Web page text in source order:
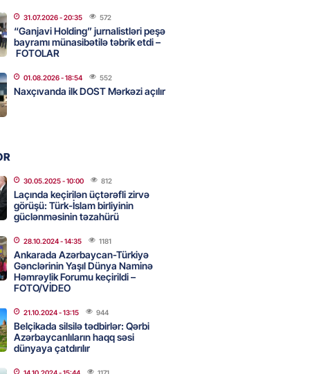
UNESCO-dakı yeni
kimdir? – DOSYE
- 16:00
pozan 26 nəfər tutuldu
və Yaroslavldakı
zavodunu vurub
- 15:30
Azərbaycanla bağlı tapşırıq
hərəkətə keçdi
kartını indi sifariş
komissiyasız
31.07.2026- 20:35 572
“Ganjavi Holding” jurnalistləri peşə
bayramı münasibətilə təbrik etdi –
FOTOLAR
01.08.2026- 18:54 552
Naxçıvanda ilk DOST Mərkəzi açılır
30.05.2025- 10:00 812
Laçında keçirilən üçtərəfli zirvə
görüşü: Türk-İslam birliyinin
güclənməsinin təzahürü
28.10.2024- 14:35 1181
Ankarada Azərbaycan-Türkiyə
Gənclərinin Yaşıl Dünya Naminə
Həmrəylik Forumu keçirildi –
FOTO/VİDEO
21.10.2024- 13:15 944
Belçikada silsilə tədbirlər: Qərbi
Azərbaycanlıların haqq səsi
dünyaya çatdırılır